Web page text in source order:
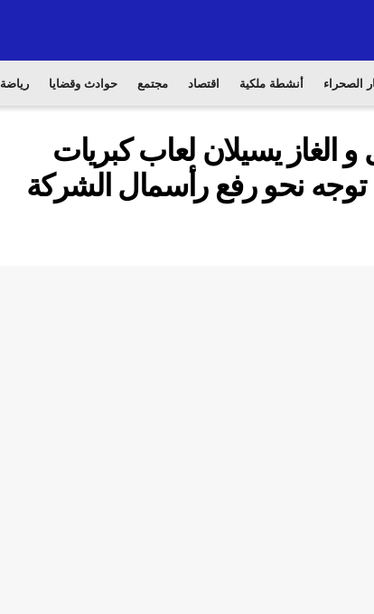
الصحراء أنشطة ملكية اقتصاد مجتمع حوادث وقضايا رياضة
الغاز يسيلان لعاب كبريات
نحو رفع رأسمال الشركة